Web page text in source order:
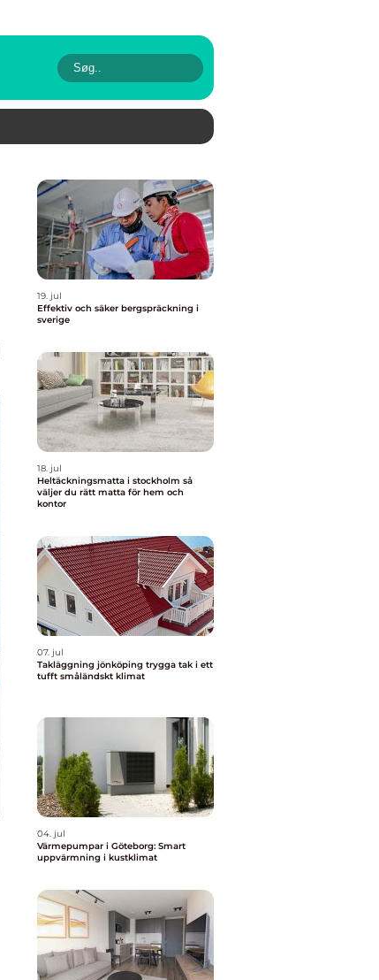
19. jul
Effektiv och säker bergspräckning i
sverige
18. jul
Heltäckningsmatta i stockholm så
väljer du rätt matta för hem och
kontor
07. jul
Takläggning jönköping trygga tak i ett
tufft småländskt klimat
04. jul
Värmepumpar i Göteborg: Smart
uppvärmning i kustklimat